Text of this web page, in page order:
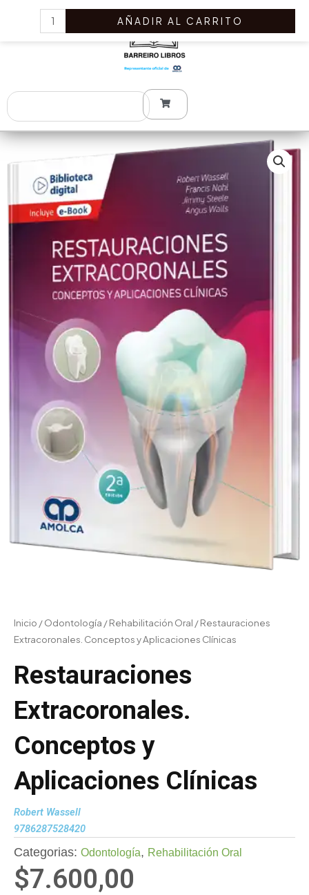
Search
Inicio /Odontología /Rehabilitación Oral / Restauraciones
Extracoronales. Conceptos y Aplicaciones Clínicas
Restauraciones
Extracoronales.
Conceptos y
Aplicaciones Clínicas
Robert Wassell
9786287528420
Categorias: Odontología, Rehabilitación Oral
$7.600,00
Restauraciones
Extracoronales.
Clínicas
AÑADIR AL CARRITO